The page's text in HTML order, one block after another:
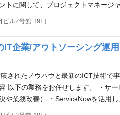
。 に関して、プロジェクトマネージ
能力・経験 【必須】 ・プロジェク
験をお持ちの方 ・プロジェクトマ
と会議などで英語にてコミュニケ
ョン(CSV)の経験・知識をお持ち
テム開発・運用保守まで、一気通
企業/アウトソーシング運
されたノウハウと最新のICT技術で
以下の業務をお任せします。 ・サ
業務改善） ・ServiceNowを活用
業務調整が可能な方 【歓迎】 ・